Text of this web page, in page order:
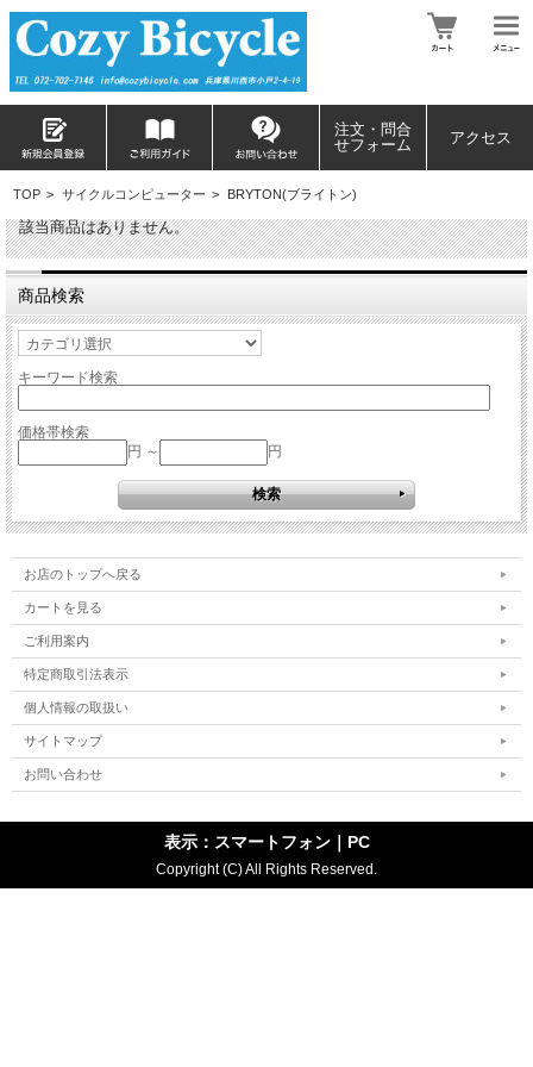
注文・問合
せフォーム
アクセス
TOP > サイクルコンピューター > BRYTON(ブライトン)
該当商品はありません。
商品検索
キーワード検索
価格帯検索
円 ～
円
お店のトップへ戻る
カートを見る
ご利用案内
特定商取引法表示
個人情報の取扱い
サイトマップ
お問い合わせ
表示：スマートフォン｜ PC
Copyright (C) All Rights Reserved.